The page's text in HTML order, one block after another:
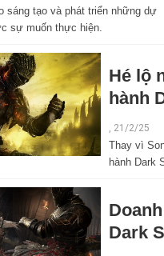
sáng tạo và phát triển những dự
sự muốn thực hiện.
Hé lộ
hành
, 21/2/25
Thay vì
hành Dark
Dark